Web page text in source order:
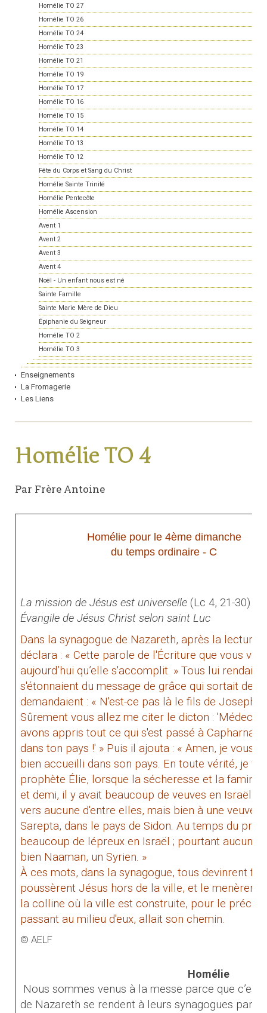
Homélie TO 27
Homélie TO 26
Homélie TO 24
Homélie TO 23
Homélie TO 21
Homélie TO 19
Homélie TO 17
Homélie TO 16
Homélie TO 15
Homélie TO 14
Homélie TO 13
Homélie TO 12
Fête du Corps et Sang du Christ
Homélie Sainte Trinité
Homélie Pentecôte
Homélie Ascension
Avent 1
Avent 2
Avent 3
Avent 4
Noël - Un enfant nous est né
Sainte Famille
Sainte Marie Mère de Dieu
Épiphanie du Seigneur
Homélie TO 2
Homélie TO 3
Enseignements
La Fromagerie
Les Liens
Homélie TO 4
Par Frère Antoine
Homélie pour le 4ème dimanche
du temps ordinaire - C
La mission de Jésus est universelle (Lc 4, 21-30)
Évangile de Jésus Christ selon saint Luc
Dans la synagogue de Nazareth, après la lecture
déclara : « Cette parole de l'Écriture que vous
aujourd’hui qu’elle s'accomplit. » Tous lui
s'étonnaient du message de grâce qui sortait de
demandaient : « N'est-ce pas là le fils de Joseph
Sûrement vous allez me citer le dicton :
avons appris tout ce qui s'est passé à
dans ton pays !' » Puis il ajouta : « Amen, je vous
bien accueilli dans son pays. En toute vérité, je
prophète Élie, lorsque la sécheresse et la famine
et demi, il y avait beaucoup de veuves en Israël ;
vers aucune d'entre elles, mais bien à une veuve
Sarepta, dans le pays de Sidon. Au temps du
beaucoup de lépreux en Israël ; pourtant aucun
bien Naaman, un Syrien. »
À ces mots, dans la synagogue, tous devinrent
poussèrent Jésus hors de la ville, et le menèrent
la colline où la ville est construite, pour le
passant au milieu d'eux, allait son chemin.
© AELF
Homélie
Nous sommes venus à la messe parce que
de Nazareth se rendent à leurs synagogues parce